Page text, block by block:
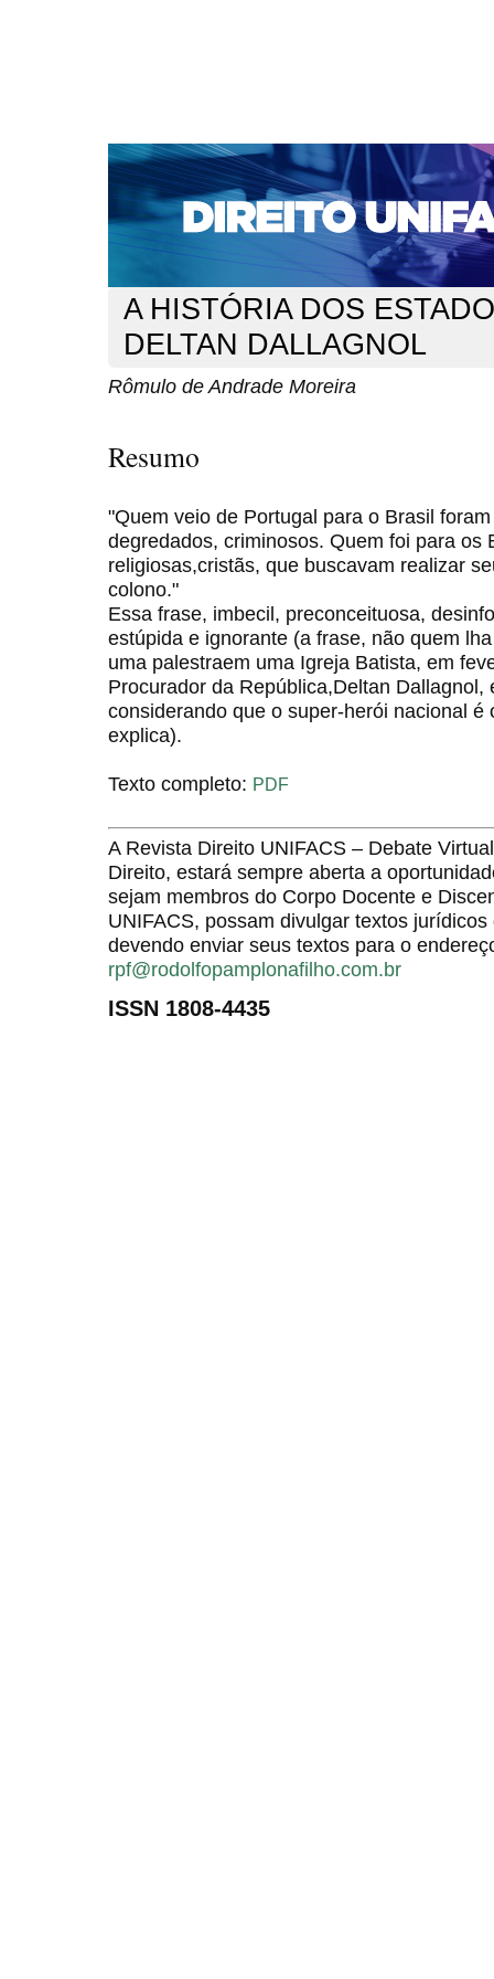
CAPA SOBRE ACESSO CADASTRO
NOTÍCIAS
EDIÇÕES DE Nº 1 A 100 WEBMAIL
Capa>n. 199 (2017) > Moreira
A HISTÓRIA DOS
DELTAN DALLAGNOL
Rômulo de Andrade Moreira
Resumo
"Quem veio de Portugal para o Brasil foram
degredados, criminosos. Quem foi para os
religiosas,cristãs, que buscavam realizar
colono."
Essa frase, imbecil, preconceituosa,
estúpida e ignorante (a frase, não quem
uma palestraem uma Igreja Batista, em
Procurador da República,Deltan Dallagnol,
considerando que o super-herói nacional é
explica).
Texto completo: PDF
A Revista Direito UNIFACS – Debate
Direito, estará sempre aberta a
sejam membros do Corpo Docente e
UNIFACS, possam divulgar textos
devendo enviar seus textos para o
rpf@rodolfopamplonafilho.com.br
ISSN 1808-4435